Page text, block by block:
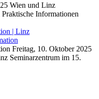
Wien und Linz
Informationen
| Linz
Freitag, 10. Oktober 2025
Seminarzentrum im 15.